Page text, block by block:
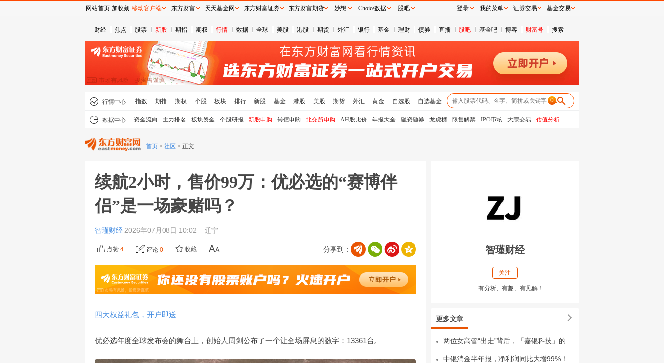
财经 焦点 股票 新股 期指 期权 行情 数据 全球 美股 港股 期货 外汇 银行 基金 理财 债券 直播 股吧 基金吧 博客 财富号 搜索
行情中心 指数 期指 期权 个股 板块 排行 新股 基金 港股 美股 期货 外汇 黄金 自选股 自选基金 0
数据中心 资金流向 主力排名 板块资金 个股研报 新股申购 转债申购 北交所申购 AH股比价 年报大全 融资融券 龙虎榜 限售解禁 IPO审核 大宗交易 估值分析
首页 > 社区 > 正文
续航2小时，售价99万：优必选的“赛博伴
侣”是一场豪赌吗？
智瑾财经 2026年07月08日 10:02 辽宁
分享到：
点赞 4 评论 0 收藏
四大权益礼包，开户即送
优必选年度全球发布会的舞台上，创始人周剑公布了一个让全场屏息的数字：13361台。
智瑾财经
关注
有分析、有趣、有见解！
更多文章
中银消金半年报，净利润同比大增99%！
网站首页 加收藏 移动客户端 东方财富 天天基金网 东方财富证券 东方财富期货 妙想 Choice数据 股吧 登录 我的菜单 证券交易 基金交易